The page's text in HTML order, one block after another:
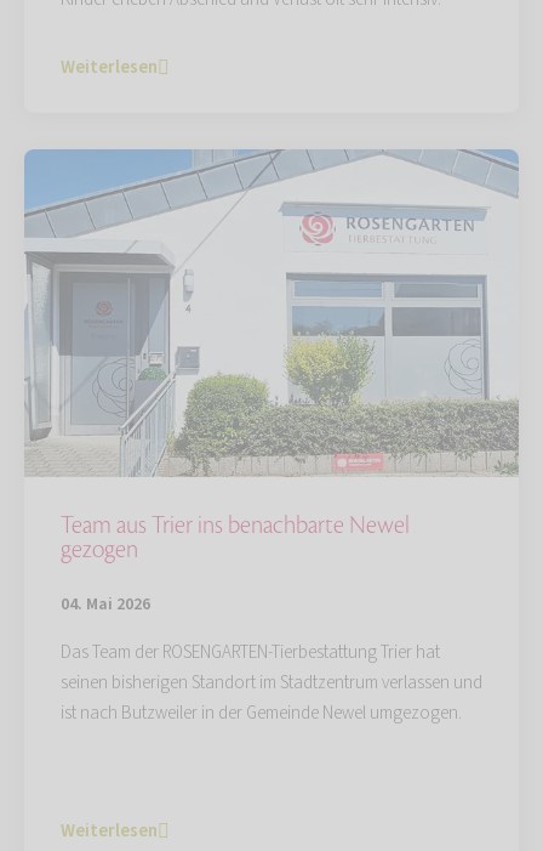
Weiterlesen
Team aus Trier ins benachbarte Newel
gezogen
04. Mai 2026
Das Team der ROSENGARTEN-Tierbestattung Trier hat
seinen bisherigen Standort im Stadtzentrum verlassen und
ist nach Butzweiler in der Gemeinde Newel umgezogen.
Weiterlesen